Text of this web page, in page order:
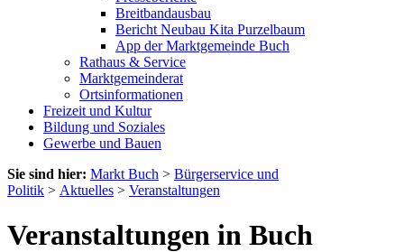
Breitbandausbau
Bericht Neubau Kita Purzelbaum
App der Marktgemeinde Buch
Rathaus & Service
Marktgemeinderat
Ortsinformationen
Freizeit und Kultur
Bildung und Soziales
Gewerbe und Bauen
Sie sind hier: Markt Buch > Bürgerservice und
Politik > Aktuelles > Veranstaltungen
Veranstaltungen in Buch